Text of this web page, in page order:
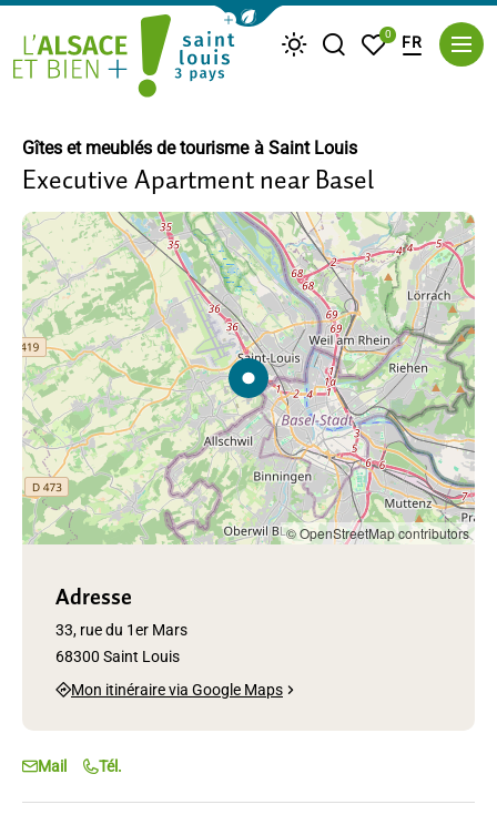
Afficher la barre de navigation du
MétéoJe recherche
Mes favoris
0 FR
Gîtes et meublés de tourisme à Saint Louis
Executive Apartment near Basel
© OpenStreetMap contributors
Adresse
33, rue du 1er Mars
68300 Saint Louis
Mon itinéraire via Google Maps
Mail Tél.